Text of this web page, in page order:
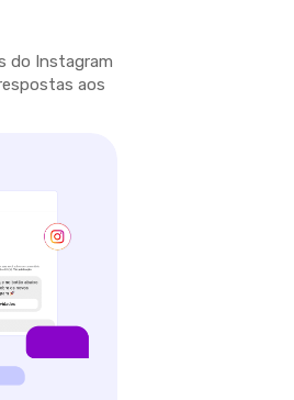
do Instagram
aos